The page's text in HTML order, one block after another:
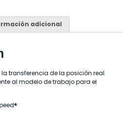
adicional
transferencia de la posición real
al modelo de trabajo para el